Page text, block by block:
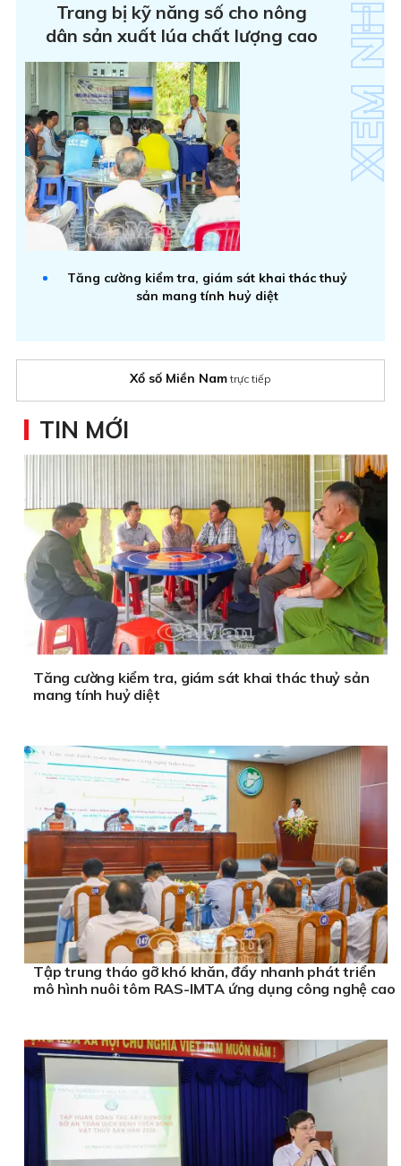
Trang bị kỹ năng số cho nông
dân sản xuất lúa chất lượng cao
Tăng cường kiểm tra, giám sát khai thác thuỷ
sản mang tính huỷ diệt
Xổ số Miền Namtrực tiếp
TIN MỚI
Tăng cường kiểm tra, giám sát khai thác thuỷ sản
mang tính huỷ diệt
Tập trung tháo gỡ khó khăn, đẩy nhanh phát triển
mô hình nuôi tôm RAS-IMTA ứng dụng công nghệ cao